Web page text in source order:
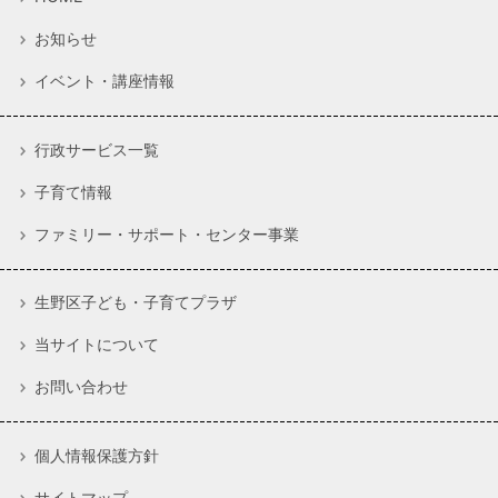
お知らせ
イベント・講座情報
行政サービス一覧
子育て情報
ファミリー・サポート・センター事業
生野区子ども・子育てプラザ
当サイトについて
お問い合わせ
個人情報保護方針